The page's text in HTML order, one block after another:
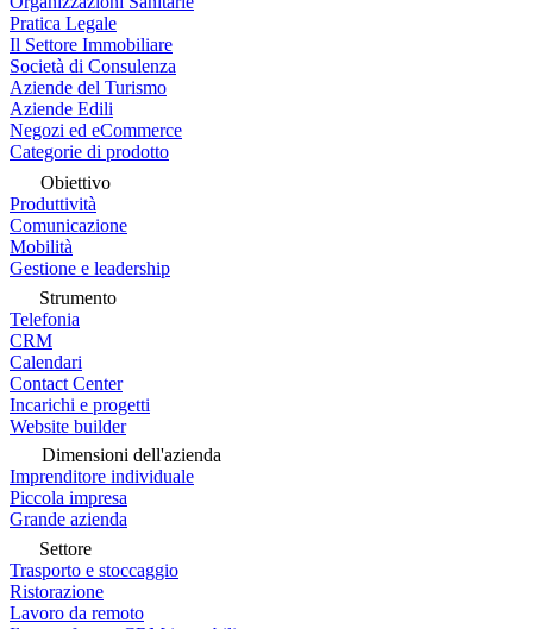
Pratica Legale
Il Settore Immobiliare
Società di Consulenza
Aziende del Turismo
Aziende Edili
Negozi ed eCommerce
Categorie di prodotto
Obiettivo
Produttività
Comunicazione
Mobilità
Gestione e leadership
Strumento
Telefonia
CRM
Calendari
Contact Center
Incarichi e progetti
Website builder
Dimensioni dell'azienda
Imprenditore individuale
Piccola impresa
Grande azienda
Settore
Trasporto e stoccaggio
Ristorazione
Lavoro da remoto